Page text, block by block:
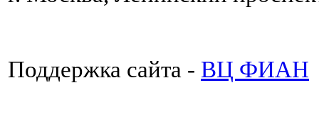
Поддержка сайта - ВЦ ФИАН